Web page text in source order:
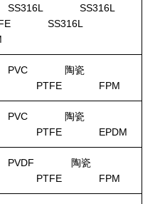
SS316L
SS316L
陶瓷
PTFE FPM
陶瓷
PTFE EPDM
陶瓷
PTFE FPM